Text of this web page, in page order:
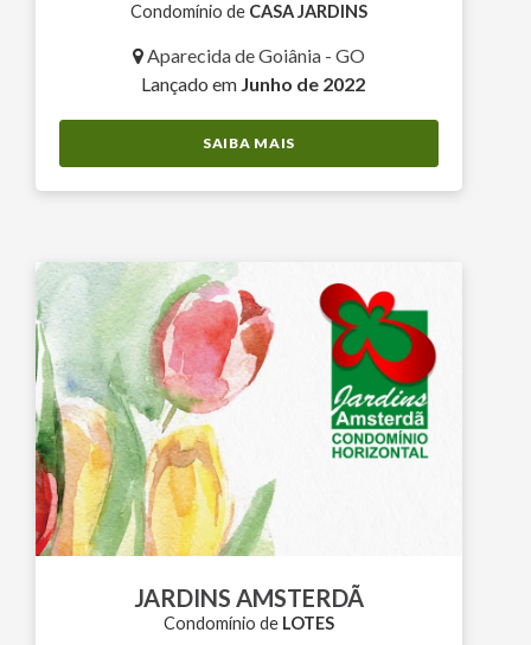
Condomínio de CASA JARDINS
Aparecida de Goiânia - GO
Lançado em Junho de 2022
SAIBA MAIS
JARDINS AMSTERDÃ
Condomínio de LOTES